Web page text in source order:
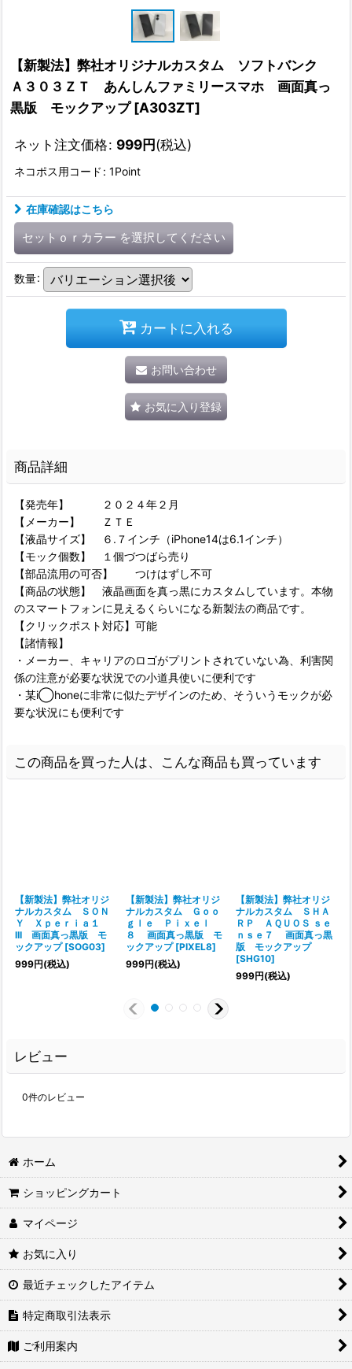
【新製法】弊社オリジナルカスタム ソフトバンク
Ａ３０３ＺＴ あんしんファミリースマホ 画面真っ
黒版 モックアップ [A303ZT]
ネット注文価格: 999円(税込)
ネコポス用コード : 1Point
在庫確認はこちら
セットｏｒカラー を選択してください
数量:
カートに入れる
お問い合わせ
お気に入り登録
商品詳細
【発売年】 ２０２４年２月
【メーカー】 ＺＴＥ
【液晶サイズ】 ６.７インチ（iPhone14は6.1インチ）
【モック個数】 １個づつばら売り
【部品流用の可否】 つけはずし不可
【商品の状態】 液晶画面を真っ黒にカスタムしています。本物
のスマートフォンに見えるくらいになる新製法の商品です。
【クリックポスト対応】可能
【諸情報】
・メーカー、キャリアのロゴがプリントされていない為、利害関
係の注意が必要な状況での小道具使いに便利です
・某i◯honeに非常に似たデザインのため、そういうモックが必
要な状況にも便利です
この商品を買った人は、こんな商品も買っています
【新製法】弊社オリジ
ナルカスタム ＳＯＮ
Ｙ Ｘｐｅｒｉａ１
III 画面真っ黒版 モ
ックアップ [SOG03]
999円(税込)
【新製法】弊社オリジ
ナルカスタム Ｇｏｏ
ｇｌｅ Ｐｉｘｅｌ
８ 画面真っ黒版 モ
ックアップ [PIXEL8]
999円(税込)
【新製法】弊社オリジ
ナルカスタム ＳＨＡ
ＲＰ ＡＱＵＯＳ ｓｅ
ｎｓｅ７ 画面真っ黒
版 モックアップ
[SHG10]
999円(税込)
レビュー
0件のレビュー
ホーム
ショッピングカート
マイページ
お気に入り
最近チェックしたアイテム
特定商取引法表示
ご利用案内